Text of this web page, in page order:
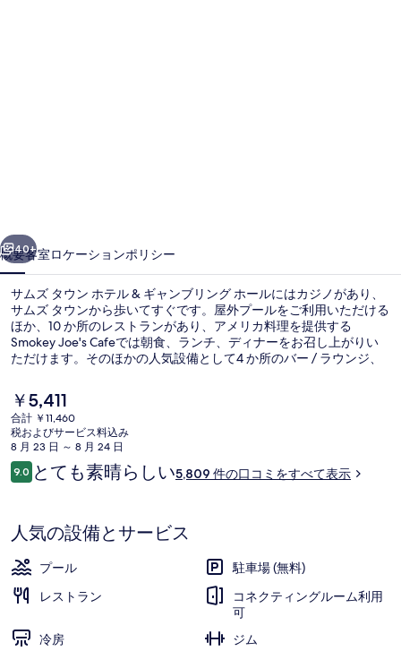
テ
ル
&
ギ
ャ
ン
ブ
リ
ン
ホ
ー
ル
写
次へ
40+
概要客室ロケーションポリシー
サムズ タウン ホテル & ギャンブリング ホールにはカジノがあり、
サムズ タウンから歩いてすぐです。屋外プールをご利用いただける
ほか、10 か所のレストランがあり、アメリカ料理を提供する
Smokey Joe's Cafeでは朝食、ランチ、ディナーをお召し上がりい
ただけます。そのほかの人気設備として4 か所のバー / ラウンジ、
ッフやロケーションが旅行者の高い評価を得ています。
現
在
の
料
金
は
す
￥5,411
合計 ￥11,460
税およびサービス料込み
8 月 23 日 ～ 8 月 24 日
口
コ
9.010段階中9.0
とても素晴らしい5,809 件の口コミをすべて表示
人気の設備とサービス
プール
駐車場 (無料)
レストラン
コネクティングルーム利用
可
冷房
ジム